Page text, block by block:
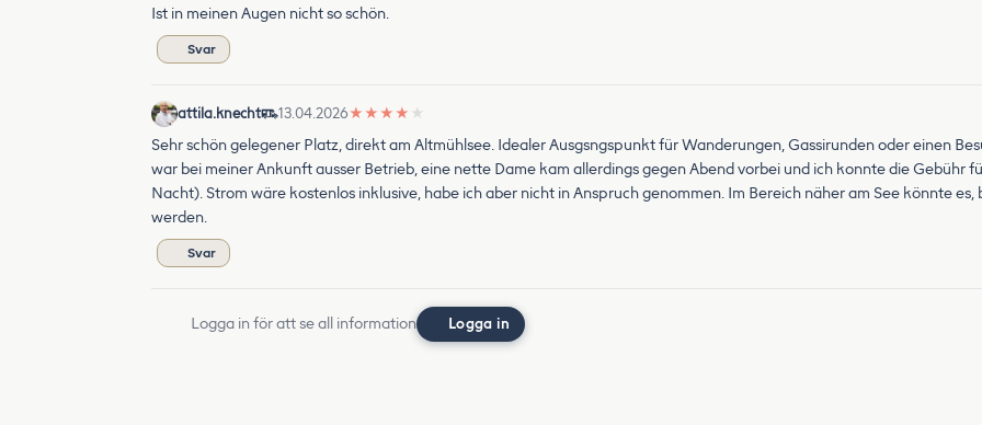
Ist in meinen Augen nicht so schön.
Svar
attila.knecht 13.04.2026★ ★ ★ ★ ★
Sehr schön gelegener Platz, direkt am Altmühlsee. Idealer Ausgsngspunkt für Wanderungen, Gassirunden oder einen
war bei meiner Ankunft ausser Betrieb, eine nette Dame kam allerdings gegen Abend vorbei und ich konnte die Gebühr
Nacht). Strom wäre kostenlos inklusive, habe ich aber nicht in Anspruch genommen. Im Bereich näher am See könnte
werden.
Svar
Logga in för att se all information Logga in